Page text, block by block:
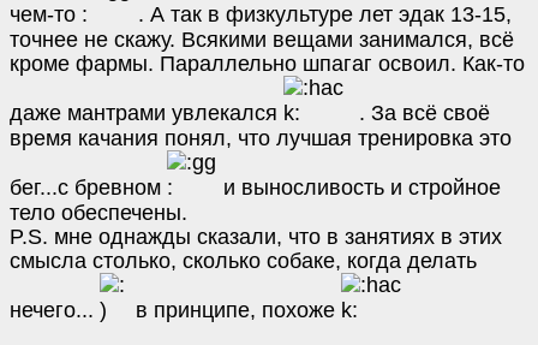
чем-то
. А так в физкультуре лет эдак 13-15,
точнее не скажу. Всякими вещами занимался, всё
кроме фармы. Параллельно шпагаг освоил. Как-то
даже мантрами увлекался
. За всё своё
время качания понял, что лучшая тренировка это
бег...с бревном
и выносливость и стройное
тело обеспечены.
P.S. мне однажды сказали, что в занятиях в этих
смысла столько, сколько собаке, когда делать
нечего... в принципе, похоже